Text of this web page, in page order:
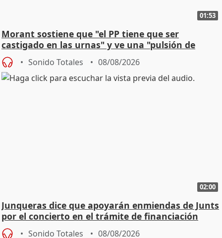
01:53
Morant sostiene que "el PP tiene que ser
castigado en las urnas" y ve una "pulsión de
cambio"
Sonido Totales 08/08/2026
02:00
Junqueras dice que apoyarán enmiendas de Junts
por el concierto en el trámite de financiación
Sonido Totales 08/08/2026